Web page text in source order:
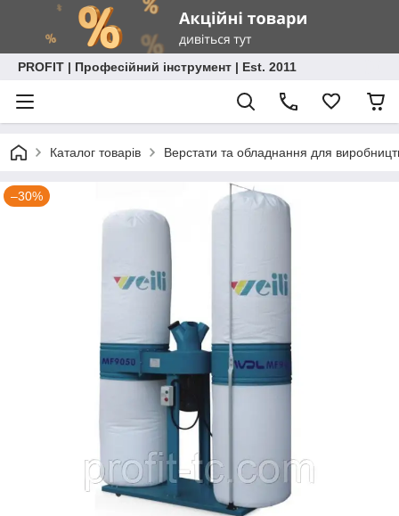
PROFIT | Професійний інструмент | Est. 2011
Каталог товарів Верстати та обладнання для
–30%